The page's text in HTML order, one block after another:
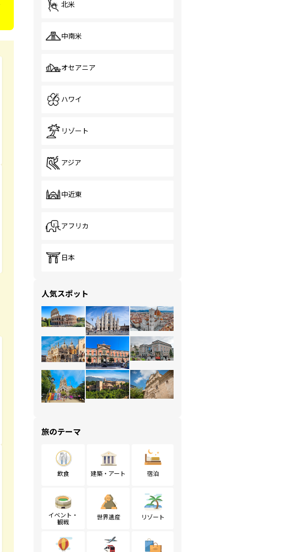
北米
中南米
オセアニア
ハワイ
リゾート
アジア
中近東
アフリカ
日本
人気スポット
旅のテーマ
飲食 建築・アート 宿泊
イベント・
観戦
世界遺産 リゾート